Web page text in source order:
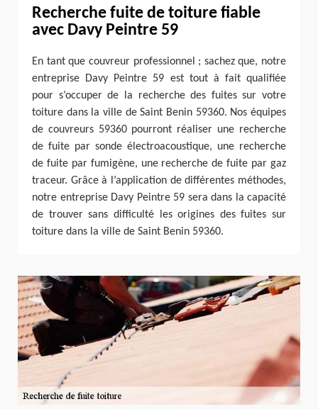
Recherche fuite de toiture fiable
avec Davy Peintre 59
En tant que couvreur professionnel ; sachez que, notre
entreprise Davy Peintre 59 est tout à fait qualifiée
pour s’occuper de la recherche des fuites sur votre
toiture dans la ville de Saint Benin 59360. Nos équipes
de couvreurs 59360 pourront réaliser une recherche
de fuite par sonde électroacoustique, une recherche
de fuite par fumigène, une recherche de fuite par gaz
traceur. Grâce à l’application de différentes méthodes,
notre entreprise Davy Peintre 59 sera dans la capacité
de trouver sans difficulté les origines des fuites sur
toiture dans la ville de Saint Benin 59360.